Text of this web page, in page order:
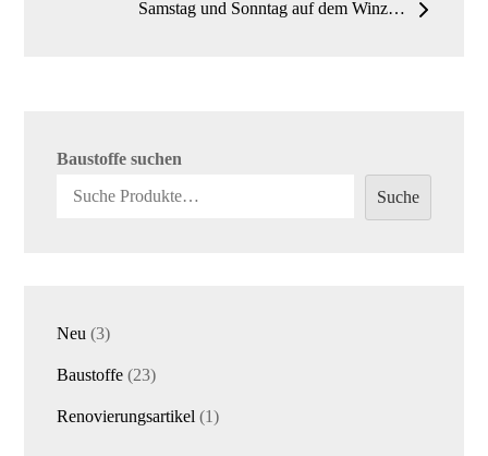
Samstag und Sonntag auf dem Winz…
Baustoffe suchen
Suche
Neu 33
Baustoffe 2323
Renovierungsartikel 11